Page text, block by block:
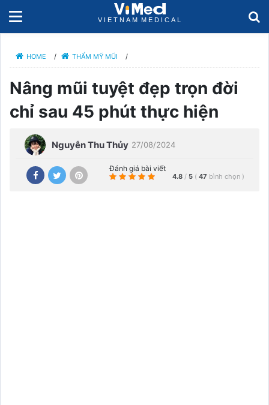
HOME / THẨM MỸ MŨI /
Nâng mũi tuyệt đẹp trọn đời
chỉ sau 45 phút thực hiện
Nguyễn Thu Thủy 27/08/2024
Đánh giá bài viết
4.8 / 5 ( 47 bình chọn )